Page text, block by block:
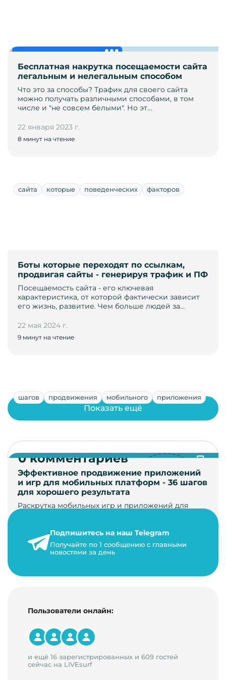
Бесплатная накрутка посещаемости сайта
легальным и нелегальным способом
Что это за способы? Трафик для своего сайта
можно получать различными способами, в том
числе и "не совсем белыми". Но эт…
22 января 2023 г.
8 минут на чтение
сайта которые поведенческих факторов
Боты которые переходят по ссылкам,
продвигая сайты - генерируя трафик и ПФ
Посещаемость сайта - его ключевая
характеристика, от которой фактически зависит
его жизнь, развитие. Чем больше людей за…
22 мая 2024 г.
9 минут на чтение
шагов продвижения мобильного приложения
Эффективное продвижение приложений
и игр для мобильных платформ - 36 шагов
для хорошего результата
Раскрутка мобильных игр и приложений для
24 января 2021 г.
14 минут на чтение
Показать ещё
0 комментариев
Подпишитесь на наш Telegram
Получайте по 1 сообщению с главными
новостями за день
Пользователи онлайн:
и ещё 16 зарегистрированных и 609 гостей
сейчас на LIVEsurf